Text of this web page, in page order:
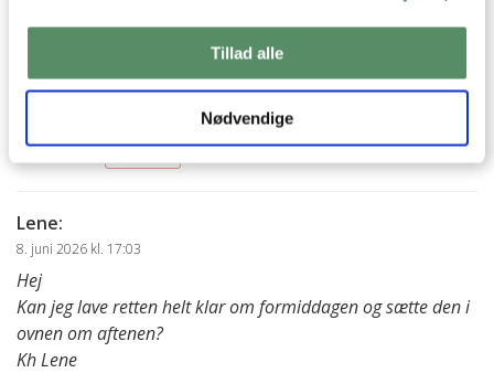
Tillad alle
Nødvendige
guide og omregner til airfryer , så
kan man lave stort set alle opskrifter der skal i
alm ovn ved varmluft i sin airfryer.
God fornøjelse
Kh Ann-Christine
Lene:
8. juni 2026 kl. 17:03
Hej
Kan jeg lave retten helt klar om formiddagen og sætte den i
ovnen om aftenen?
Kh Lene